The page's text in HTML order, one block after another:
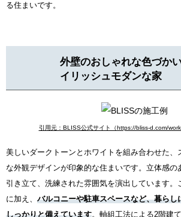
る住まいです。
外壁のおしゃれな色づか
イリッシュモダンな家
引用元：BLISS公式サイト（https://bliss-d.com/
美しいダークトーンとホワイトを組み合わせた、
な外観デザインが印象的な住まいです。立体感の
引き立て、洗練された雰囲気を演出しています。
に加え、 バルコニーや駐車スペースなど、暮らし
しっかりと備えています。軸組工法による2階建て